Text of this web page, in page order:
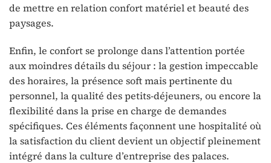
de mettre en relation confort matériel et beauté des
paysages.
Enfin, le confort se prolonge dans l’attention portée
aux moindres détails du séjour : la gestion impeccable
des horaires, la présence soft mais pertinente du
personnel, la qualité des petits-déjeuners, ou encore la
flexibilité dans la prise en charge de demandes
spécifiques. Ces éléments façonnent une hospitalité où
la satisfaction du client devient un objectif pleinement
intégré dans la culture d’entreprise des palaces.